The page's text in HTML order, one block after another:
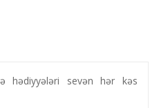
hədiyyələri sevən hər kəs